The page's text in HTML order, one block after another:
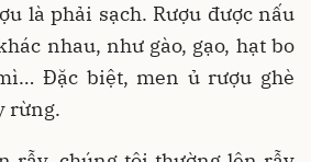
là phải sạch. Rượu được nấu
nhau, như gào, gạo, hạt bo
Đặc biệt, men ủ rượu ghè
rừng.